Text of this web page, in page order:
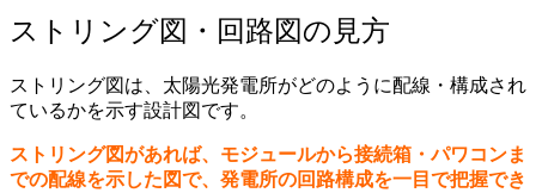
ストリング図・回路図の見方
ストリング図は、太陽光発電所がどのように配線・構成され
ているかを示す設計図です。
ストリング図があれば、モジュールから接続箱・パワコンま
での配線を示した図で、発電所の回路構成を一目で把握でき